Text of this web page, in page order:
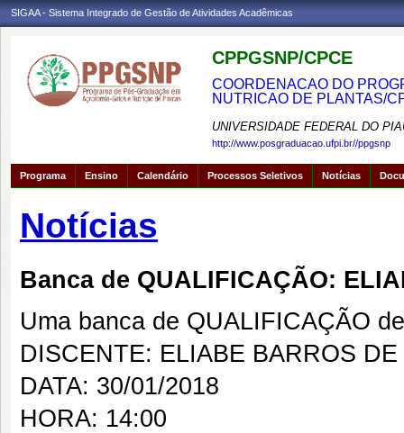
SIGAA - Sistema Integrado de Gestão de Atividades Acadêmicas
CPPGSNP/CPCE
COORDENACAO DO
NUTRICAO DE PLANTAS/
UNIVERSIDADE FEDERAL DO
http://www.posgraduacao.ufpi.br//ppgsnp
Programa Ensino Calendário Processos Seletivos Notícias
Notícias
Banca de QUALIFICAÇÃO:
Uma banca de QUALIFICAÇÃO
DISCENTE: ELIABE BARROS
DATA: 30/01/2018
HORA: 14:00